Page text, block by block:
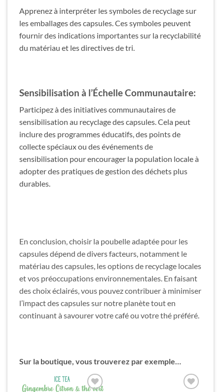
Apprenez à interpréter les symboles de recyclage sur
les emballages des capsules. Ces symboles peuvent
fournir des indications importantes sur la recyclabilité
du matériau et les directives de tri.
Sensibilisation à l’Échelle Communautaire:
Participez à des initiatives communautaires de
sensibilisation au recyclage des capsules. Cela peut
inclure des programmes éducatifs, des points de
collecte spéciaux ou des événements de
sensibilisation pour encourager la population locale à
adopter des pratiques de gestion des déchets plus
durables.
En conclusion, choisir la poubelle adaptée pour les
capsules dépend de divers facteurs, notamment le
matériau des capsules, les options de recyclage locales
et vos préoccupations environnementales. En faisant
des choix éclairés, vous pouvez contribuer à minimiser
l’impact des capsules sur notre planète tout en
continuant à savourer votre café ou votre thé préféré.
Sur la boutique, vous trouverez par exemple…